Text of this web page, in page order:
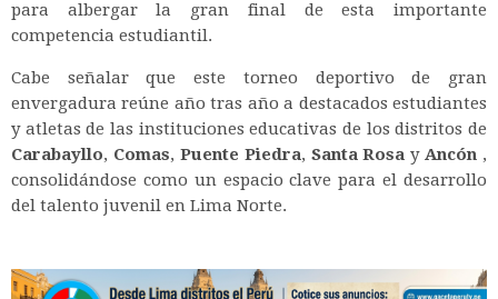
para albergar la gran final de esta importante
competencia estudiantil.
Cabe señalar que este torneo deportivo de gran
envergadura reúne año tras año a destacados estudiantes
y atletas de las instituciones educativas de los distritos de
Carabayllo, Comas, Puente Piedra, Santa Rosa yAncón ,
consolidándose como un espacio clave para el desarrollo
del talento juvenil en Lima Norte.